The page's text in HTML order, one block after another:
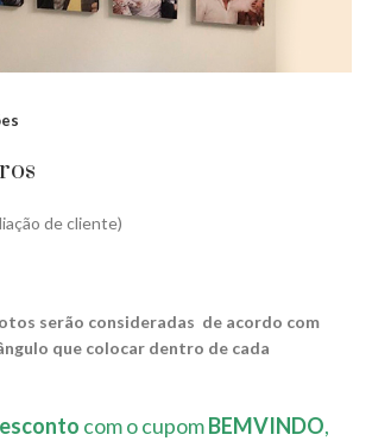
de cliente)
serão consideradas de acordo com
que colocar dentro de cada
com o cupomBEMVINDO,